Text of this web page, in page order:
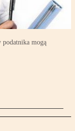
podatnika mogą